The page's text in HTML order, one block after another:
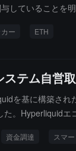
していることを
HONGの創設者
ー ETH
テム自営
を基に構築さ
。Hyperliquid
的に決定します
資金調達 スマ